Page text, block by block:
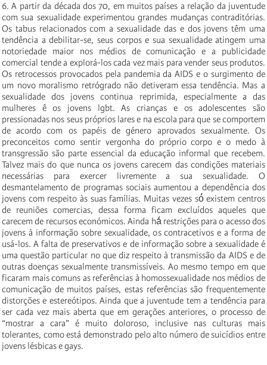
6. A partir da década dos 70, em muitos países a relação da juventude
com sua sexualidade experimentou grandes mudanças contraditórias.
Os tabus relacionados com a sexualidade das e dos jovens têm uma
tendência a debilitar-se, seus corpos e sua sexualidade atingem uma
notoriedade maior nos médios de comunicação e a publicidade
comercial tende a explorá-los cada vez mais para vender seus produtos.
Os retrocessos provocados pela pandemia da AIDS e o surgimento de
um novo moralismo retrógrado não detiveram essa tendência. Mas a
sexualidade dos jovens continua reprimida, especialmente a das
mulheres ê os jovens lgbt. As crianças e os adolescentes são
pressionadas nos seus próprios lares e na escola para que se comportem
de acordo com os papéis de género aprovados sexualmente. Os
preconceitos como sentir vergonha do próprio corpo e o medo à
transgressão são parte essencial da educação informal que recebem.
Talvez mais do que nunca os jovens carecem das condições materiais
necessárias para exercer livremente a sua sexualidade. O
desmantelamento de programas sociais aumentou a dependência dos
jovens com respeito às suas famílias. Muitas vezes só́ existem centros
de reuniões comercias, dessa forma ficam excluídos aqueles que
carecem de recursos económicos. Ainda há́ restrições para o acesso dos
jovens à informação sobre sexualidade, os contracetivos e a forma de
usá-los. A falta de preservativos e de informação sobre a sexualidade é
uma questão particular no que diz respeito à transmissão da AIDS e de
outras doenças sexualmente transmissíveis. Ao mesmo tempo em que
ficaram mais comuns as referências à homossexualidade nos médios de
comunicação de muitos países, estas referências são frequentemente
distorções e estereótipos. Ainda que a juventude tem a tendência para
ser cada vez mais aberta que em gerações anteriores, o processo de
“mostrar a cara” é muito doloroso, inclusive nas culturas mais
tolerantes, como está demonstrado pelo alto número de suicídios entre
jovens lésbicas e gays.